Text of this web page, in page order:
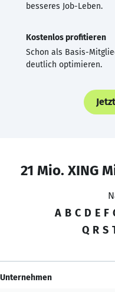
besseres Job-Leben.
Kostenlos profitieren
Schon als Basis-
deutlich optimieren.
21 Mio. XING
A B C D E F
Q R S
Unternehmen